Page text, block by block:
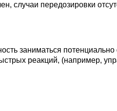
случаи передозировки
заниматься
реакций, (например,